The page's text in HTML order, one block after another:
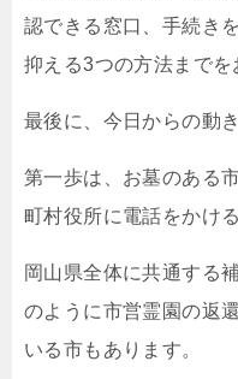
認できる窓口、手続き
抑える3つの方法までを
最後に、今日からの動
第一歩は、お墓のある
町村役所に電話をかけ
岡山県全体に共通する
のように市営霊園の返
いる市もあります。